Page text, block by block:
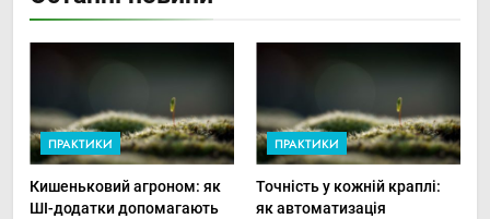
ПРАКТИКИ
Кишеньковий агроном: як
ШІ-додатки допомагають
ПРАКТИКИ
Точність у кожній краплі:
як автоматизація